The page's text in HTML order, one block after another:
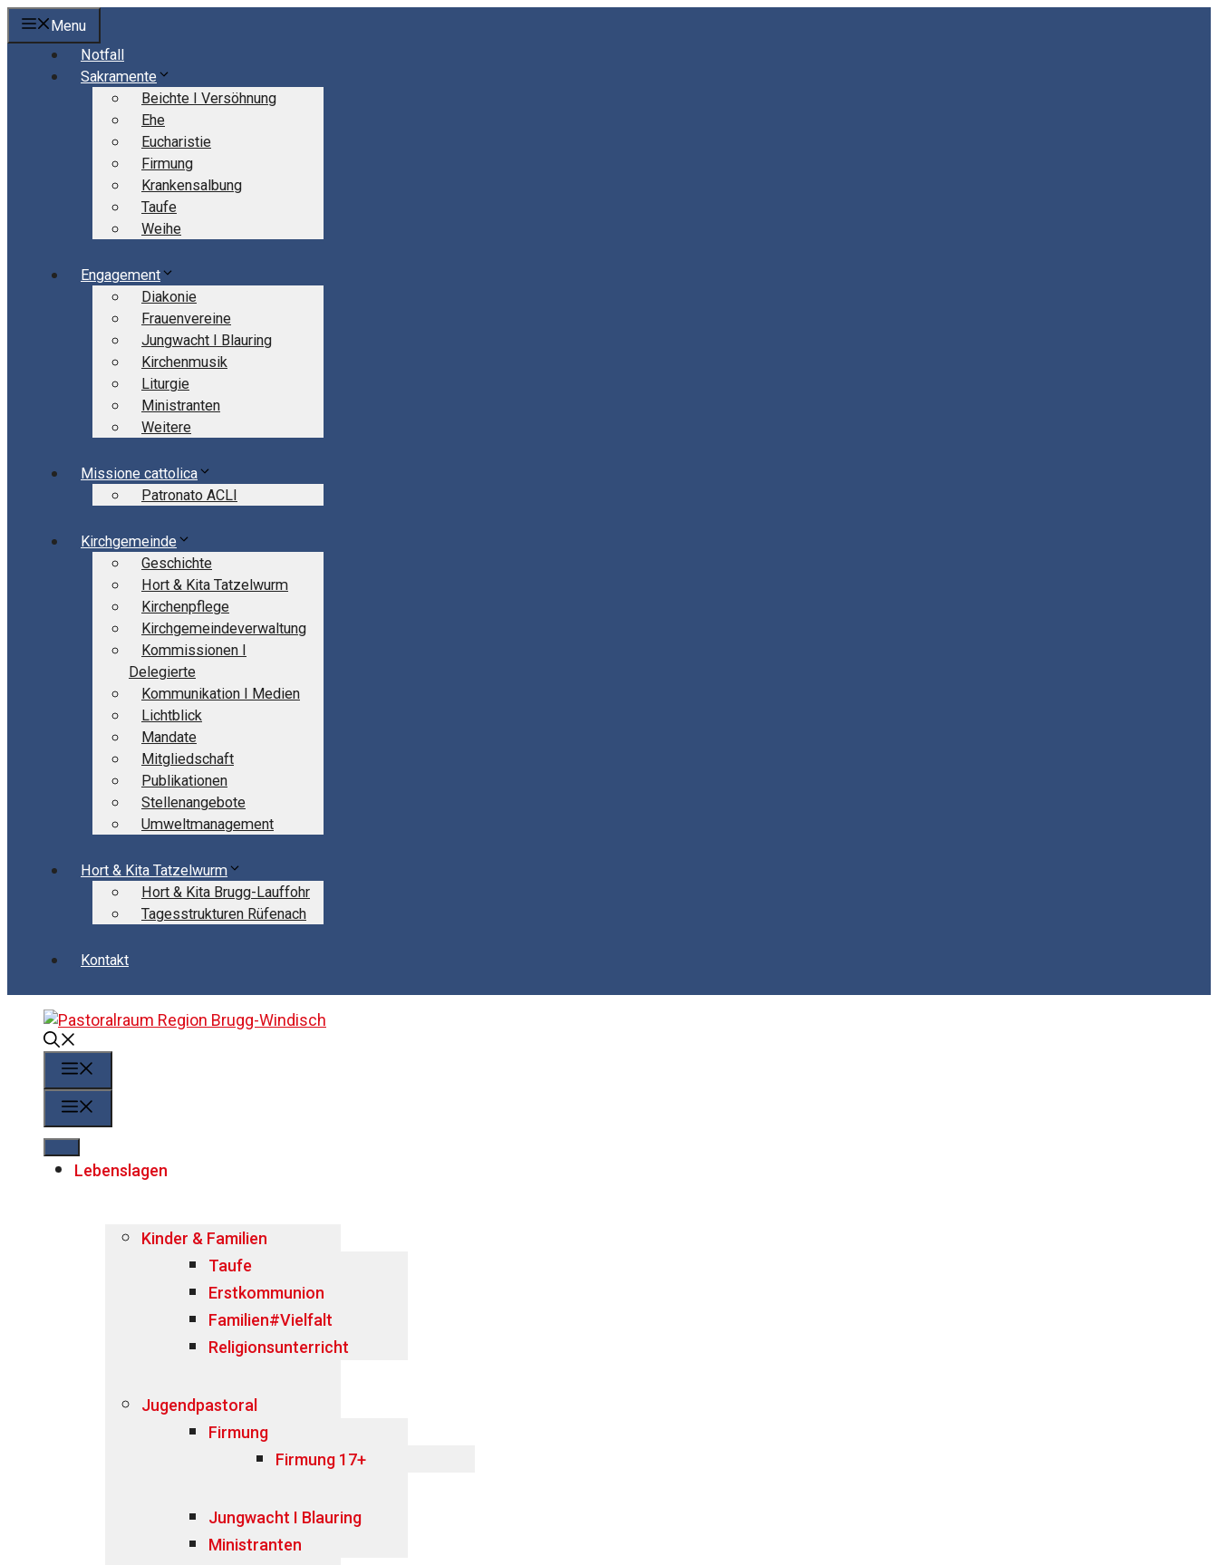
Springe
zum
Menu
Notfall
Sakramente
Beichte I Versöhnung
Ehe
Eucharistie
Firmung
Krankensalbung
Taufe
Weihe
Engagement
Diakonie
Frauenvereine
Jungwacht I Blauring
Kirchenmusik
Liturgie
Ministranten
Weitere
Missione cattolica
Patronato ACLI
Kirchgemeinde
Geschichte
Hort & Kita Tatzelwurm
Kirchenpflege
Kirchgemeindeverwaltung
Kommissionen I
Delegierte
Kommunikation I Medien
Lichtblick
Mandate
Mitgliedschaft
Publikationen
Stellenangebote
Umweltmanagement
Hort & Kita Tatzelwurm
Hort & Kita Brugg-Lauffohr
Tagesstrukturen Rüfenach
Kontakt
Lebenslagen
Kinder & Familien
Taufe
Erstkommunion
Familien#Vielfalt
Religionsunterricht
Jugendpastoral
Firmung
Firmung 17+
Jungwacht I Blauring
Ministranten